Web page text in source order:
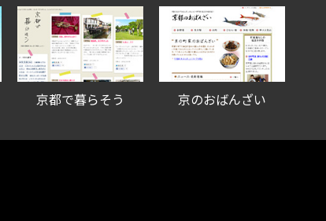
京都で暮らそう 京のおばんざい